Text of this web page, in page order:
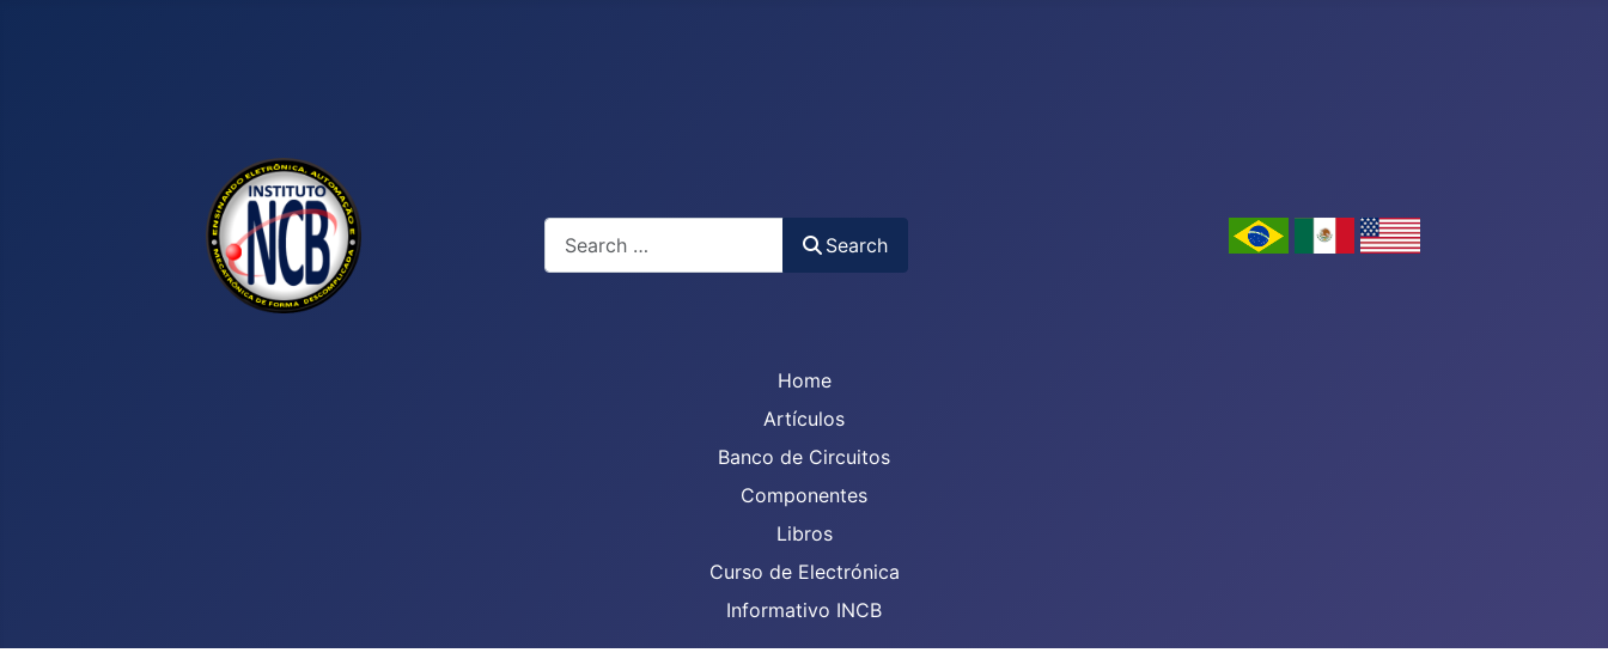
Search
Search
Home
Artículos
Banco de Circuitos
Componentes
Libros
Curso de Electrónica
Informativo INCB